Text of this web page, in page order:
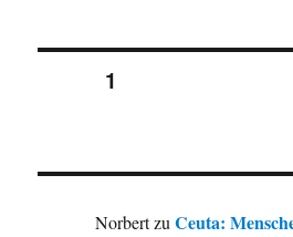
Beiträge
1
NorbertzuCeuta: